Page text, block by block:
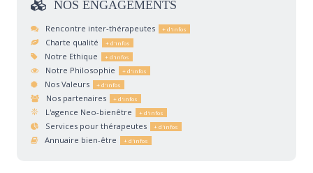
NOS ENGAGEMENTS
Rencontre inter-thérapeutes
Charte qualité
Notre Ethique
Notre Philosophie
Nos Valeurs
Nos partenaires
L'agence Neo-bienêtre
Services pour thérapeutes
Annuaire bien-être